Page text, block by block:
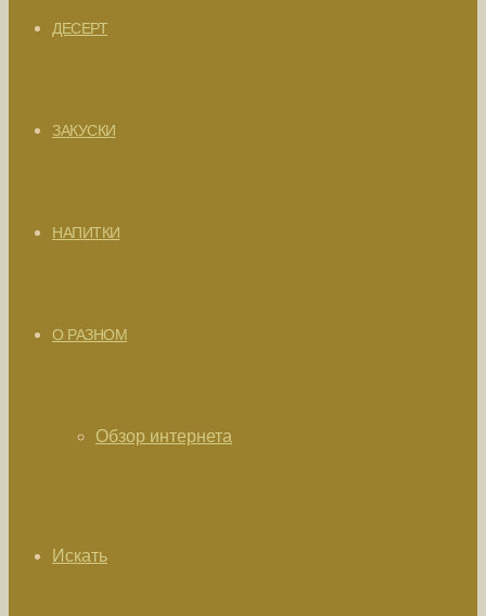
ДЕСЕРТ
ЗАКУСКИ
НАПИТКИ
О РАЗНОМ
Обзор интернета
Искать